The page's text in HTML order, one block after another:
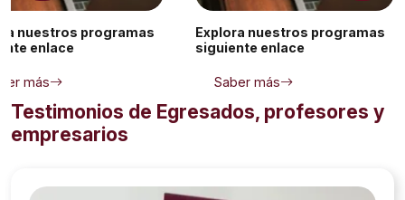
nuestros programas
enlace
más
Explora nuestros programas
siguiente enlace
Saber más
Testimonios de Egresados, profesores y
empresarios